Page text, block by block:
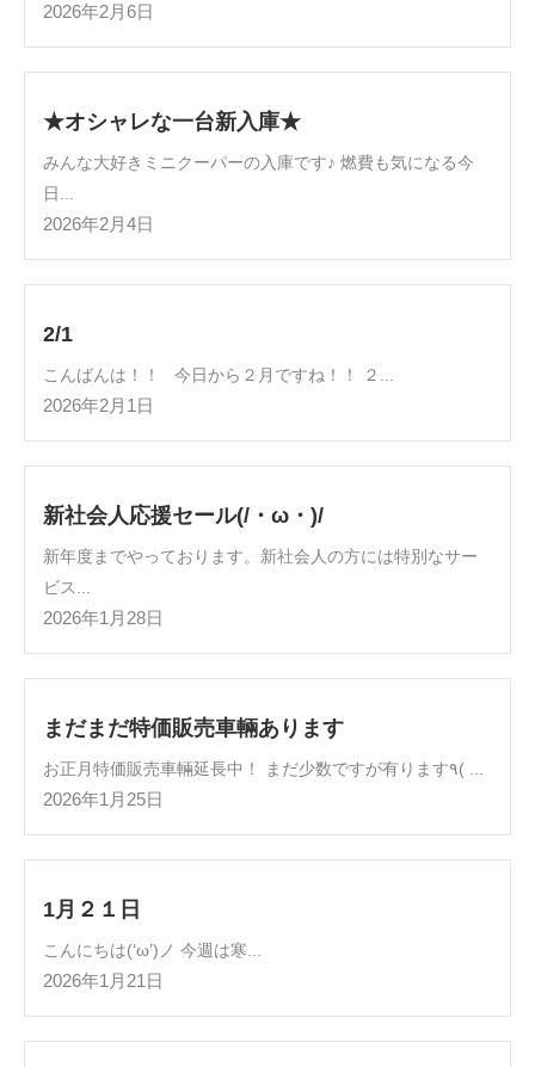
2026年2月6日
★オシャレな一台新入庫★
みんな大好きミニクーパーの入庫です♪ 燃費も気になる今
日...
2026年2月4日
2/1
こんばんは！！ 今日から２月ですね！！ ２...
2026年2月1日
新社会人応援セール(/・ω・)/
新年度までやっております。新社会人の方には特別なサー
ビス...
2026年1月28日
まだまだ特価販売車輛あります
お正月特価販売車輛延長中！ まだ少数ですが有ります٩( ...
2026年1月25日
1月２１日
こんにちは(‘ω’)ノ 今週は寒...
2026年1月21日